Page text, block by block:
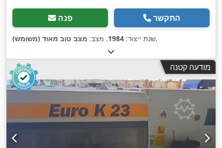
פנה התקשר
שנת ייצור: 1984, מצב: מצב טוב מאוד (משומש) ,
מודעה קטנה